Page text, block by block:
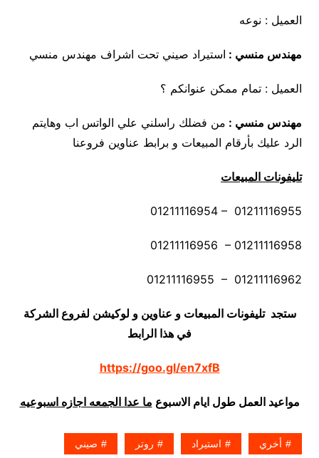
العميل : نوعه
مهندس منسي : استيراد صيني تحت اشراف مهندس منسي
العميل : تمام ممكن عنوانكم ؟
مهندس منسي : من فضلك راسلني علي الواتس اب وهايتم
الرد عليك بأرقام المبيعات و برابط عناوين فروعنا
تليفونات المبيعات
01211116954 – 01211116955
01211116956 – 01211116958
01211116955 – 01211116962
ستجد تليفونات المبيعات و عناوين و لوكيشن لفروع الشركة
في هذا الرابط
https://goo.gl/en7xfB
مواعيد العمل طول ايام الاسبوع ما عدا الجمعه اجازه اسبوعيه
أخري استيراد روتر صيني